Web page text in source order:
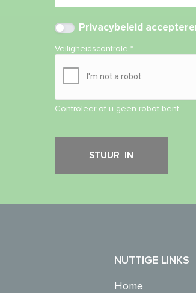
Privacybeleid
Veiligheidscontrole*
Controleer of u geen robot bent.
NUTTIGE LINKS
Home